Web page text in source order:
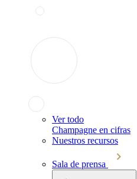
Ver todo
Champagne en cifras
Nuestros recursos
Sala de prensa